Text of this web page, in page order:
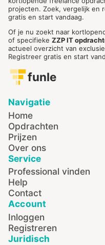
projecten. Zoek, vergelijk en
gratis en start vandaag.
Of je nu zoekt naar
of specifieke ZZP IT
actueel overzicht van
Registreer gratis en start
funle
Navigatie
Home
Opdrachten
Prijzen
Over ons
Service
Professional vinden
Help
Contact
Account
Inloggen
Registreren
Juridisch